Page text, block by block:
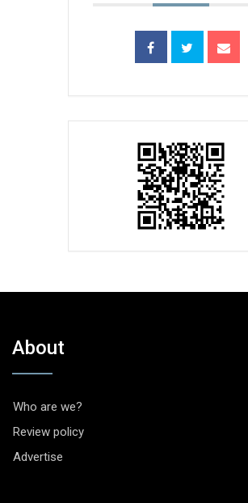
About
Who are we?
Review policy
Advertise